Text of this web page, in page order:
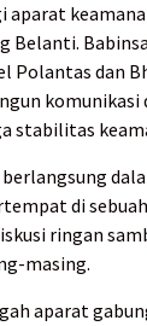
aparat
Belanti.
Polantas dan
stabilitas
di
ringan
masing.
aparat